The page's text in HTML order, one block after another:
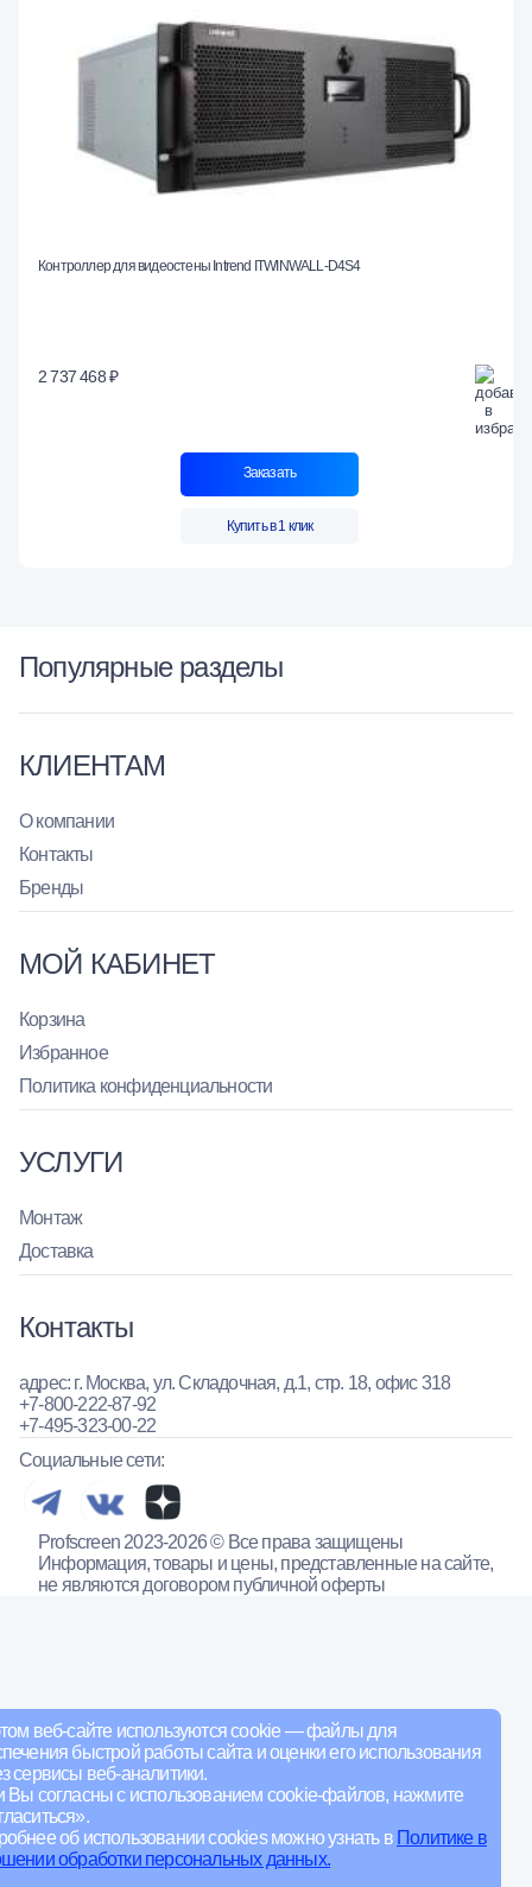
веб-сайте используются cookie — файлы для
быстрой работы сайта и оценки его использования
сервисы веб-аналитики.
Вы согласны с использованием cookie-файлов, нажмите
об использовании cookies можно узнать в Политике в
обработки персональных данных.
Контроллер для видеостены Intrend ITWINWALL-D4S4
2 737 468 ₽
Заказать
Купить в 1 клик
Популярные разделы
КЛИЕНТАМ
О компании
Контакты
Бренды
МОЙ КАБИНЕТ
Корзина
Избранное
Политика конфиденциальности
УСЛУГИ
Монтаж
Доставка
Контакты
адрес: г. Москва, ул. Складочная, д.1, стр. 18, офис 318
+7-800-222-87-92
+7-495-323-00-22
Социальные сети:
Profscreen 2023-2026 © Все права защищены
Информация, товары и цены, представленные на сайте,
не являются договором публичной оферты